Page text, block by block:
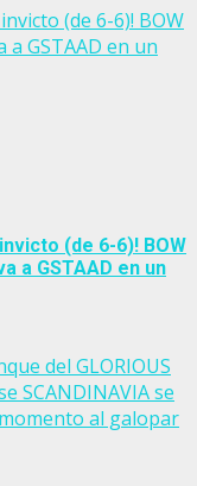
(de 6-6)! BOW
a GSTAAD en un
(de 6-6)! BOW
a GSTAAD en un
del GLORIOUS
SCANDINAVIA se
al galopar